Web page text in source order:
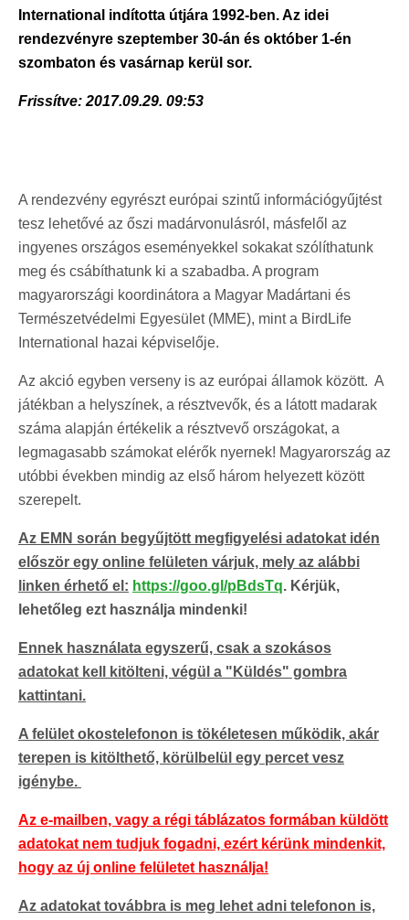
International indította útjára 1992-ben. Az idei
rendezvényre szeptember 30-án és október 1-én
szombaton és vasárnap kerül sor.
Frissítve: 2017.09.29. 09:53
A rendezvény egyrészt európai szintű információgyűjtést
tesz lehetővé az őszi madárvonulásról, másfelől az
ingyenes országos eseményekkel sokakat szólíthatunk
meg és csábíthatunk ki a szabadba. A program
magyarországi koordinátora a Magyar Madártani és
Természetvédelmi Egyesület (MME), mint a BirdLife
International hazai képviselője.
Az akció egyben verseny is az európai államok között. A
játékban a helyszínek, a résztvevők, és a látott madarak
száma alapján értékelik a résztvevő országokat, a
legmagasabb számokat elérők nyernek! Magyarország az
utóbbi években mindig az első három helyezett között
szerepelt.
Az EMN során begyűjtött megfigyelési adatokat idén
először egy online felületen várjuk, mely az alábbi
linken érhető el: https://goo.gl/pBdsTq. Kérjük,
lehetőleg ezt használja mindenki!
Ennek használata egyszerű, csak a szokásos
adatokat kell kitölteni, végül a "Küldés" gombra
kattintani.
A felület okostelefonon is tökéletesen működik, akár
terepen is kitölthető, körülbelül egy percet vesz
igénybe.
Az e-mailben, vagy a régi táblázatos formában küldött
adatokat nem tudjuk fogadni, ezért kérünk mindenkit,
hogy az új online felületet használja!
Az adatokat továbbra is meg lehet adni telefonon is,